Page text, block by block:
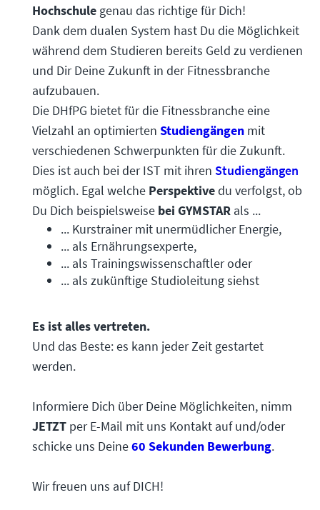
Hochschule genau das richtige für Dich!
Dank dem dualen System hast Du die Möglichkeit
während dem Studieren bereits Geld zu verdienen
und Dir Deine Zukunft in der Fitnessbranche
aufzubauen.
Die DHfPG bietet für die Fitnessbranche eine
Vielzahl an optimierten Studiengängen mit
verschiedenen Schwerpunkten für die Zukunft.
Dies ist auch bei der IST mit ihren Studiengängen
möglich. Egal welche Perspektivedu verfolgst, ob
Du Dich beispielsweise bei GYMSTAR als ...
... Kurstrainer mit unermüdlicher Energie,
... als Ernährungsexperte,
... als Trainingswissenschaftler oder
... als zukünftige Studioleitung siehst
Es ist alles vertreten.
Und das Beste: es kann jeder Zeit gestartet
werden.
Informiere Dich über Deine Möglichkeiten, nimm
JETZT per E-Mail mit uns Kontakt auf und/oder
schicke uns Deine60 Sekunden Bewerbung.
Wir freuen uns auf DICH!